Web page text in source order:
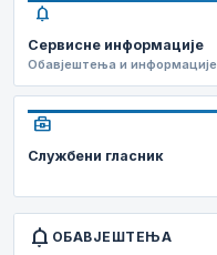
notifications
Сервисне информације
Обавјештења и информације
business_center
Службени гласник
notifications ОБАВЈЕШТЕЊА